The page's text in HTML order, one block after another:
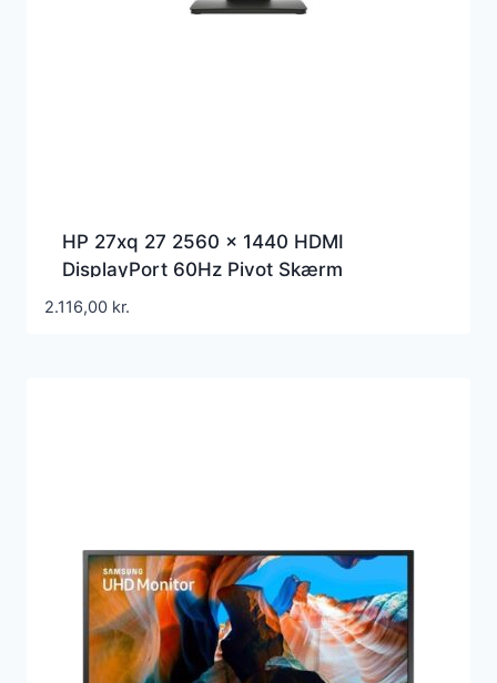
HP 27xq 27 2560 x 1440 HDMI
DisplayPort 60Hz Pivot Skærm
2.116,00 kr.